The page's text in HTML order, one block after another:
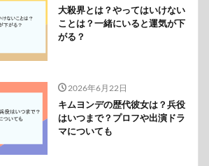
大殺界とは？やってはいけない
ことは？一緒にいると運気が下
がる？
2026年6月22日
キムヨンデの歴代彼女は？兵役
はいつまで？プロフや出演ドラ
マについても